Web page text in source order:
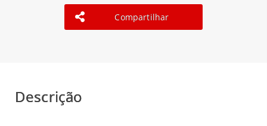
Compartilhar
Descrição